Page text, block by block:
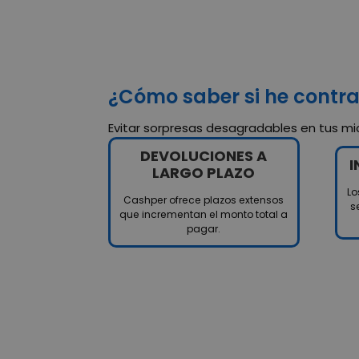
¿Cómo saber si he
Evitar sorpresas desagradables en tus
DEVOLUCIONES A
LARGO PLAZO
Cashper ofrece plazos extensos
que incrementan el monto total a
pagar.